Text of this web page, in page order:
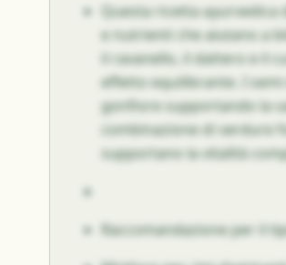
Questa ricetta
e nutrienti che aiutano a
il ravanello, il dattero e il
effetto equilibrante. I
gonfiore supportando la
combinazione di verdure
supportano la vitalità
Raccomandazione per il